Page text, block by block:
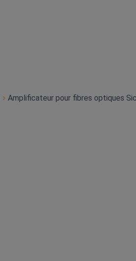
Amplificateur pour fibres optiques